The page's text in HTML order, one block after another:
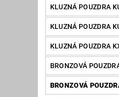
KLUZNÁ POUZDRA
KLUZNÁ POUZDRA
KLUZNÁ POUZDRA
BRONZOVÁ
BRONZOVÁ